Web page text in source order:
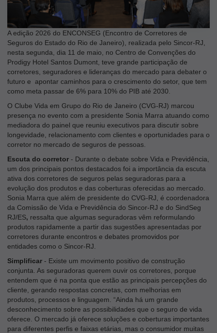
A edição 2026 do ENCONSEG (Encontro de Corretores de
Seguros do Estado do Rio de Janeiro), realizada pelo Sincor-RJ,
nesta segunda, dia 11 de maio, no Centro de Convenções do
Prodigy Hotel Santos Dumont, teve grande participação de
corretores, seguradores e lideranças do mercado para debater o
futuro e apontar caminhos para o crescimento do setor, que tem
como meta passar de 6% para 10% do PIB até 2030.
O Clube Vida em Grupo do Rio de Janeiro (CVG-RJ) marcou
presença no evento com a presidente Sonia Marra atuando como
mediadora do painel que reuniu executivos para discutir sobre
longevidade, relacionamento com clientes e oportunidades para o
corretor no mercado de seguros de pessoas.
Escuta do corretor - Durante o debate sobre Vida e Previdência,
um dos principais pontos destacados foi a importância da escuta
ativa dos corretores de seguros pelas seguradoras para a
evolução dos produtos e das coberturas oferecidas ao mercado.
Sonia Marra que além de presidente do CVG-RJ, é coordenadora
da Comissão de Vida e Previdência do Sincor-RJ e do SindSeg
RJ/ES, ressalta que algumas seguradoras vêm reformulando
produtos rapidamente a partir das sugestões apresentadas por
corretores durante encontros e debates promovidos por
entidades como o Sincor-RJ.
Simplificar - Existe um movimento positivo de construção
conjunta. As seguradoras querem ouvir os corretores, porque
entendem que é na ponta que estão as principais percepções do
cliente, gerando respostas concretas, com melhorias em
produtos, processos e linguagem. “Ainda há um grande
desconhecimento sobre as possibilidades que o seguro de vida
oferece. O mercado já oferece soluções e coberturas importantes
para diferentes perfis e faixas etárias, mas o consumidor muitas